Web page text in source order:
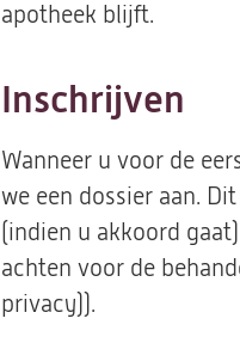
apotheek blijft.
Inschrijven
Wanneer u voor de
we een dossier aan.
(indien u akkoord
achten voor de
privacy)).